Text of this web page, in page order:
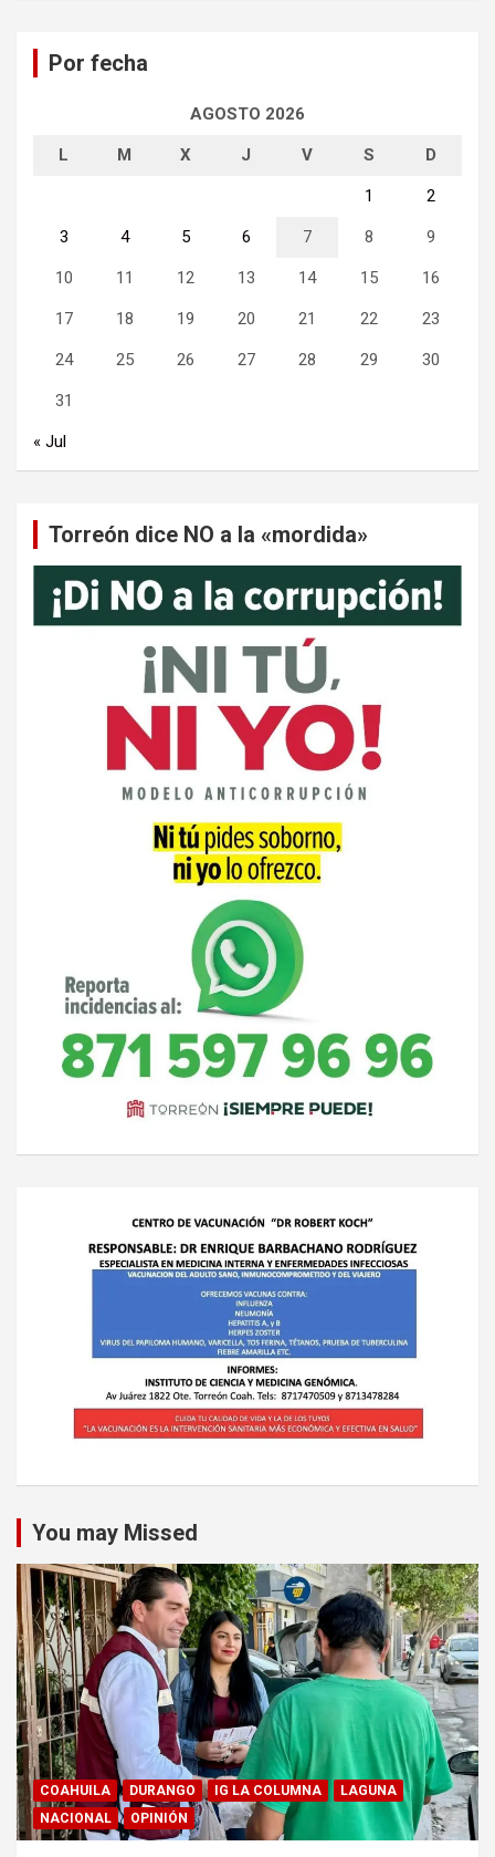
Por fecha
AGOSTO 2026
L M X J V S D
1 2
3 4 5 6 7 8 9
10 11 12 13 14 15 16
17 18 19 20 21 22 23
24 25 26 27 28 29 30
31
« Jul
Torreón dice NO a la «mordida»
You may Missed
COAHUILA DURANGO IG LA COLUMNA
LAGUNA
NACIONAL
OPINIÓN